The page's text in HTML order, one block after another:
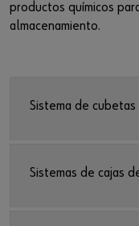
productos químicos
almacenamiento.
Sistema de cubetas
Sistemas de cajas